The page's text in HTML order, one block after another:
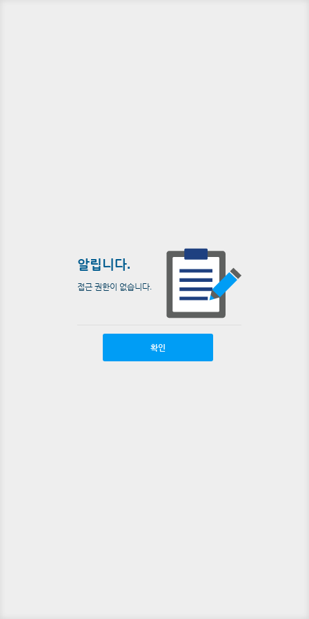
알립니다.
접근 권한이 없습니다.